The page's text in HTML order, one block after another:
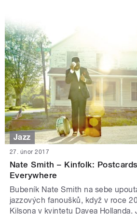
Jazz
27. únor 2017
Nate Smith – Kinfolk:
Everywhere
Bubeník Nate Smith na sebe
jazzových fanoušků, když v roce
Kilsona v kvintetu Davea Hollanda.